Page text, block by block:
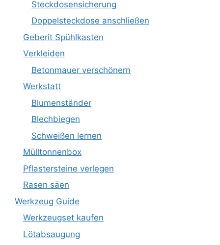
Steckdosensicherung
Doppelsteckdose anschließen
Geberit Spühlkasten
Verkleiden
Betonmauer verschönern
Werkstatt
Blumenständer
Blechbiegen
Schweißen lernen
Mülltonnenbox
Pflastersteine verlegen
Rasen säen
Werkzeug Guide
Werkzeugset kaufen
Lötabsaugung